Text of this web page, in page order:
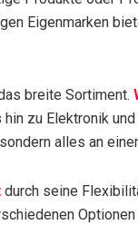
Eigenmarken
breite Sortiment.
zu Elektronik
alles an
durch seine